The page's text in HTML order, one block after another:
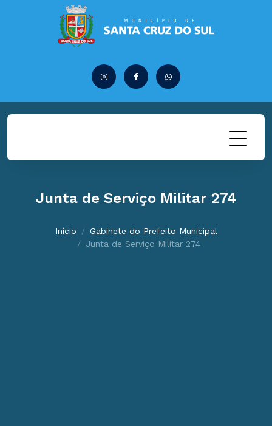
Junta de Serviço Militar 274
Início
Gabinete do Prefeito Municipal
Junta de Serviço Militar 274